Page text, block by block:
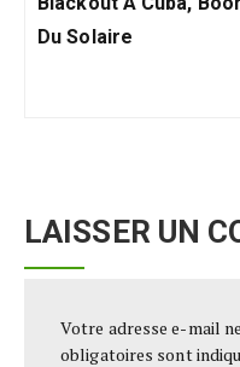
l’article
Post:
Du Solaire
LAISSER UN
Votre adresse e-mail
obligatoires sont